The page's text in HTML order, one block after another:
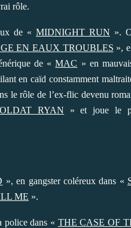
rôle.
de «MIDNIGHT RUN ».
EN EAUX TROUBLES »,
de «MAC » en
en caïd constamment
le rôle de l’ex-flic devenu
RYAN » et joue le
», en gangster coléreux dans «
ME ».
police dans « THE CASE OF